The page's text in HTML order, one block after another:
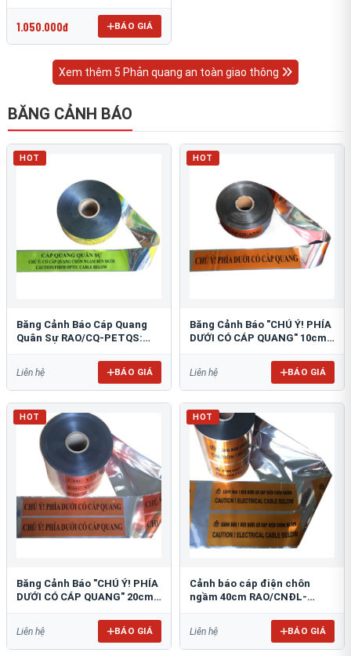
1.050.000đ BÁO GIÁ
Xem thêm 5 Phản quang an toàn giao thông
BĂNG CẢNH BÁO
HOT
Băng Cảnh Báo Cáp Quang
Quân Sự RAO/CQ-PETQS:
Liên hệ BÁO GIÁ
HOT
Băng Cảnh Báo "CHÚ Ý! PHÍA
DƯỚI CÓ CÁP QUANG" 10cm:
Liên hệ BÁO GIÁ
HOT
Băng Cảnh Báo "CHÚ Ý! PHÍA
DƯỚI CÓ CÁP QUANG" 20cm
Liên hệ BÁO GIÁ
HOT
Cảnh báo cáp điện chôn
ngầm 40cm RAO/CNĐL-
Liên hệ BÁO GIÁ